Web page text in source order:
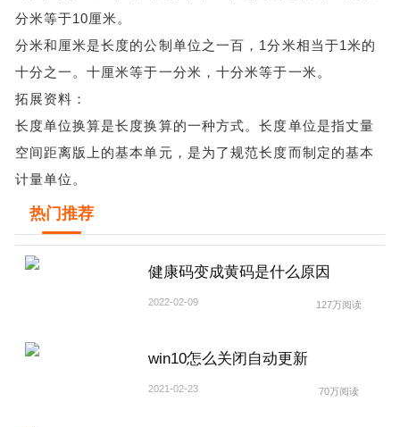
分米等于10厘米。
分米和厘米是长度的公制单位之一百，1分米相当于1米的
十分之一。十厘米等于一分米，十分米等于一米。
拓展资料：
长度单位换算是长度换算的一种方式。长度单位是指丈量
空间距离版上的基本单元，是为了规范长度而制定的基本
计量单位。
热门推荐
健康码变成黄码是什么原因
2022-02-09 127万阅读
win10怎么关闭自动更新
2021-02-23 70万阅读